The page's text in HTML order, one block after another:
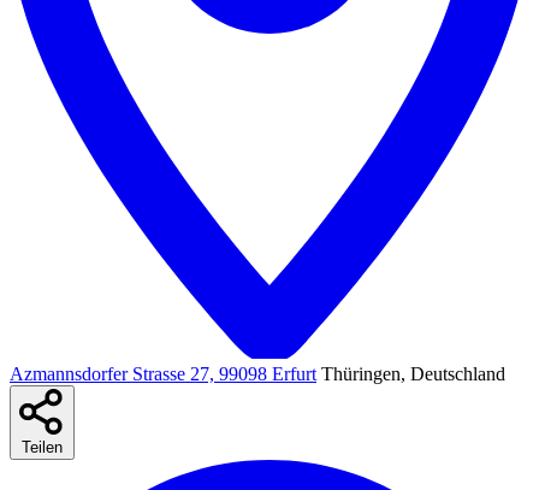
Azmannsdorfer Strasse 27, 99098 Erfurt Thüringen, Deutschland
Teilen